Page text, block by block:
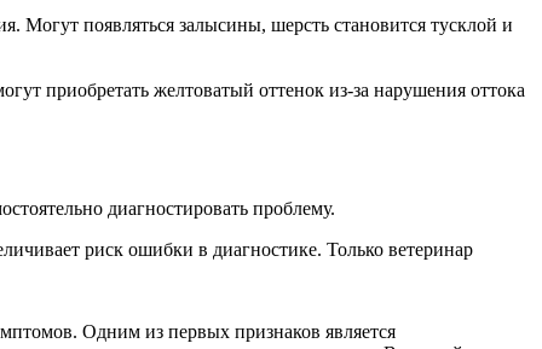
Могут появляться залысины, шерсть становится тусклой и
приобретать желтоватый оттенок из-за нарушения оттока
диагностировать проблему.
риск ошибки в диагностике. Только ветеринар
Одним из первых признаков является